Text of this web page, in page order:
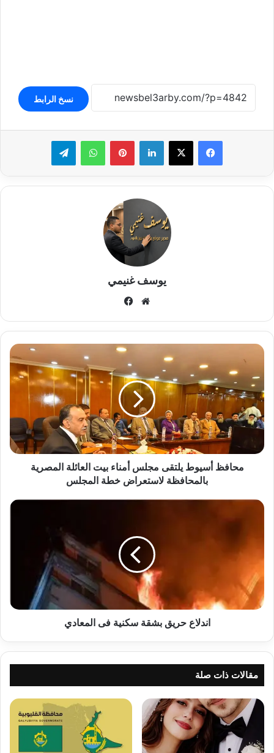
نسخ الرابط
لينكدإن بينتيريستواتساب تيلقرام
يوسف غنيمي
موقع
محافظ
أسيوط
يلتقى
مجلس
أمناء
بيت
العائلة
المصرية
بالمحافظة
لاستعراضمحافظ أسيوط يلتقى مجلس أمناء بيت العائلة المصرية
بالمحافظة لاستعراض خطة المجلس
اندلاع
اندلاع حريق بشقة سكنية فى المعادي
مقالات ذات صلة